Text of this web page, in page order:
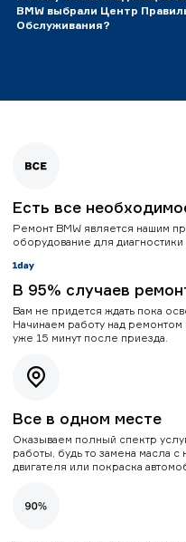
BMW выбрали Центр
Обслуживания?
Есть все
Ремонт BMW является нашим
оборудование для
В 95% случаев
Вам не придется ждать пока
Начинаем работу над
уже 15 минут после приезда.
Все в одном месте
Оказываем полный спектр
работы, будь то замена масла
двигателя или покраска